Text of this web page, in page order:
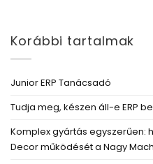
Korábbi tartalmak
Junior ERP Tanácsadó
Tudja meg, készen áll-e ERP
Komplex gyártás egyszerűen:
Decor működését a Nagy